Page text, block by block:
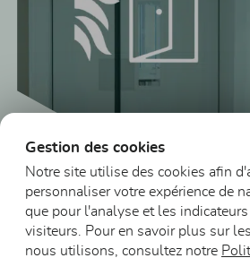
Blocs-portes DAS
Gestion des cookies
Notre site utilise des cookies afin
personnaliser votre expérience de
que pour l'analyse et les
visiteurs. Pour en savoir plus sur
nous utilisons, consultez notre